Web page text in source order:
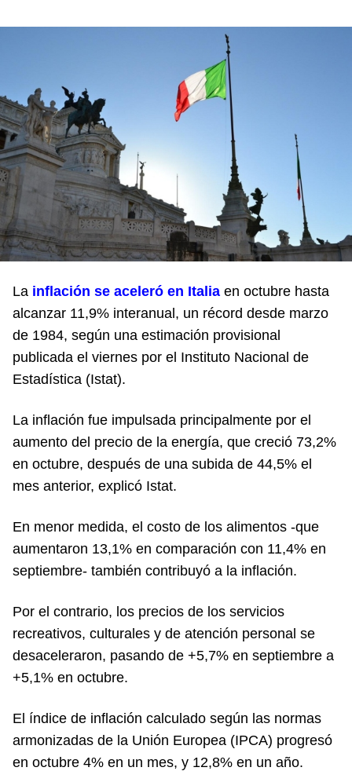
La inflación se aceleró en Italia en octubre hasta
alcanzar 11,9% interanual, un récord desde marzo
de 1984, según una estimación provisional
publicada el viernes por el Instituto Nacional de
Estadística (Istat).
La inflación fue impulsada principalmente por el
aumento del precio de la energía, que creció 73,2%
en octubre, después de una subida de 44,5% el
mes anterior, explicó Istat.
En menor medida, el costo de los alimentos -que
aumentaron 13,1% en comparación con 11,4% en
septiembre- también contribuyó a la inflación.
Por el contrario, los precios de los servicios
recreativos, culturales y de atención personal se
desaceleraron, pasando de +5,7% en septiembre a
+5,1% en octubre.
El índice de inflación calculado según las normas
armonizadas de la Unión Europea (IPCA) progresó
en octubre 4% en un mes, y 12,8% en un año.